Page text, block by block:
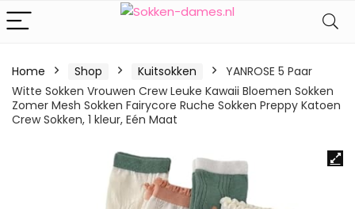
Home Shop Kuitsokken
YANROSE 5 Paar
Witte Sokken Vrouwen Crew Leuke Kawaii Bloemen Sokken
Zomer Mesh Sokken Fairycore Ruche Sokken Preppy Katoen
Crew Sokken, 1 kleur, Eén Maat